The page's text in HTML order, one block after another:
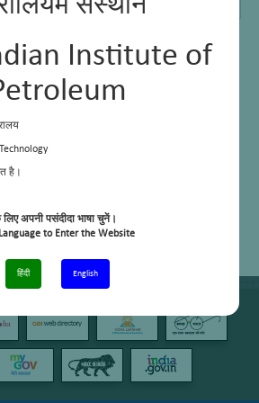
संस्थान
Institute of
है।
अपनी पसंदीदा भाषा चुनें।
to Enter the Website
हिंदी English
Mr. Surat Ram (Lab Atten.)